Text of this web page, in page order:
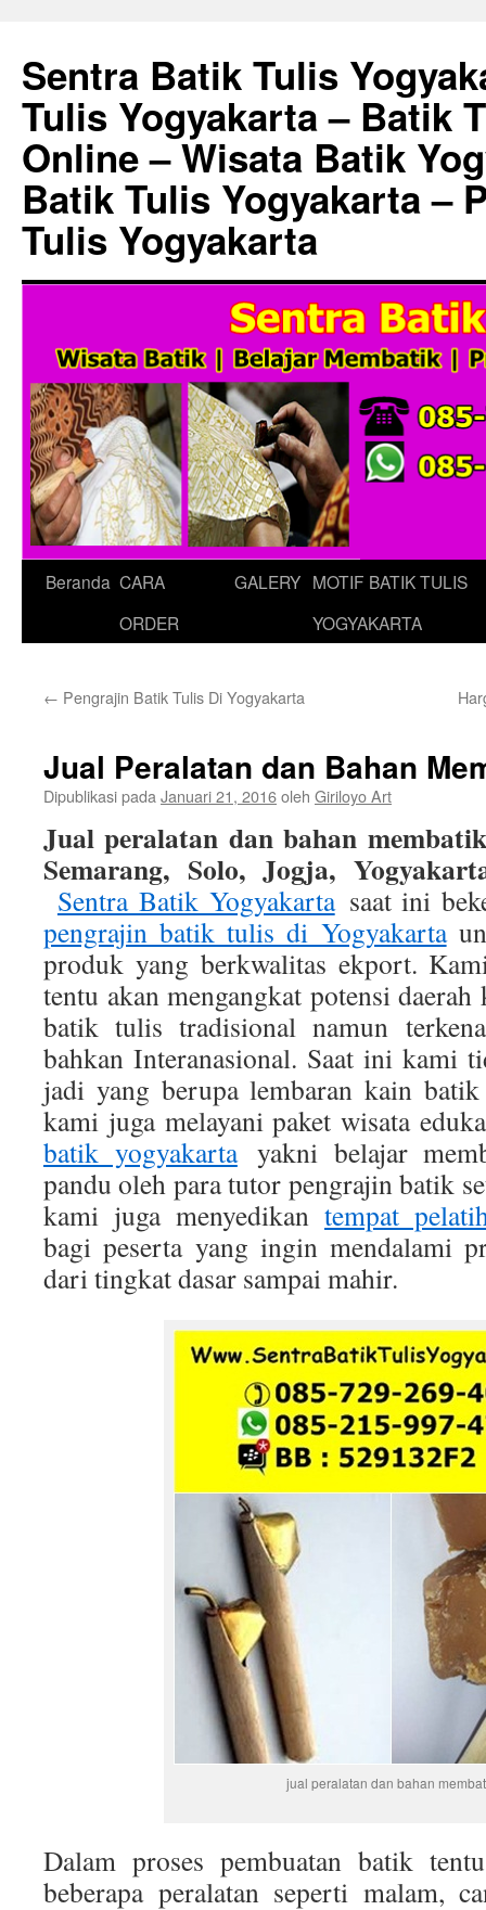
Sentra Batik Tulis
Tulis Yogyakarta – Batik
Online – Wisata Batik
Batik Tulis Yogyakarta –
Tulis Yogyakarta
Beranda CARA
ORDER
GALERY MOTIF BATIK TULIS
YOGYAKARTA
← Pengrajin Batik Tulis Di Yogyakarta
Jual Peralatan dan Bahan
Dipublikasi pada Januari 21, 2016oleh Giriloyo Art
Jual peralatan dan bahan
Semarang, Solo, Jogja,
Sentra Batik Yogyakartasaat ini
pengrajin batik tulis di Yogyakarta
produk yang berkwalitas ekport.
tentu akan mengangkat potensi
batik tulis tradisional namun
bahkan Interanasional. Saat ini kami
jadi yang berupa lembaran kain
kami juga melayani paket wisata
batik yogyakartayakni belajar
pandu oleh para tutor pengrajin batik
kami juga menyedikan tempat
bagi peserta yang ingin mendalami
dari tingkat dasar sampai mahir.
jual peralatan dan bahan
Dalam proses pembuatan batik
beberapa peralatan seperti malam,